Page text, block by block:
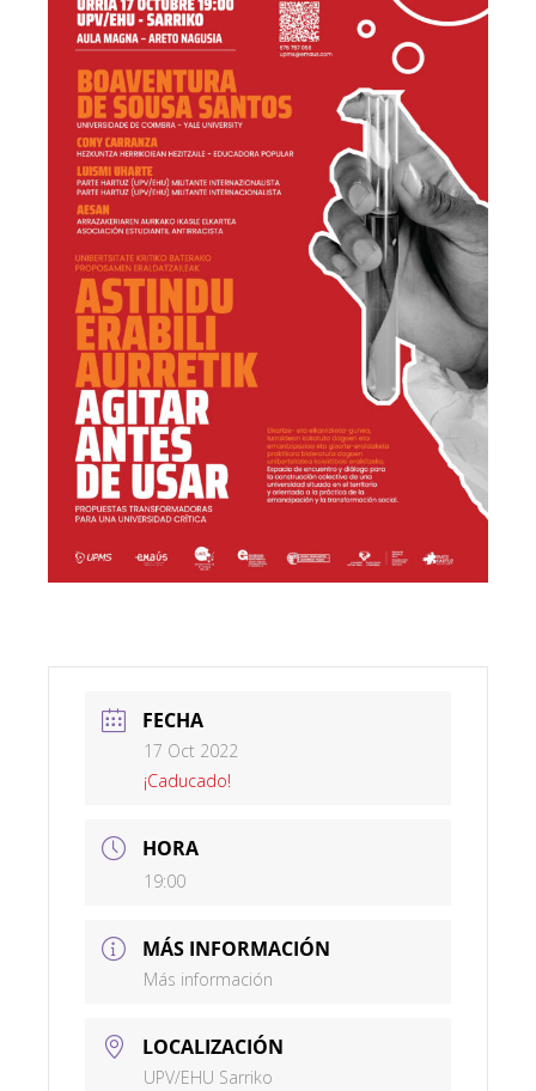
FECHA
17 Oct 2022
¡Caducado!
HORA
19:00
MÁS INFORMACIÓN
Más información
LOCALIZACIÓN
UPV/EHU Sarriko